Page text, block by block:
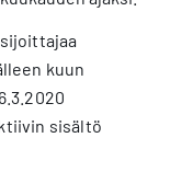
kuun
sisältö